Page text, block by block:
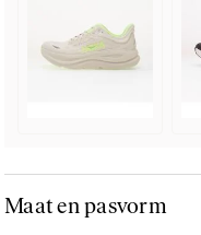
Maat en pasvorm